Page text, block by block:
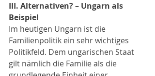
III. Alternativen? – Ungarn als
Beispiel
Im heutigen Ungarn ist die
Familienpolitik ein sehr wichtiges
Politikfeld. Dem ungarischen Staat
gilt nämlich die Familie als die